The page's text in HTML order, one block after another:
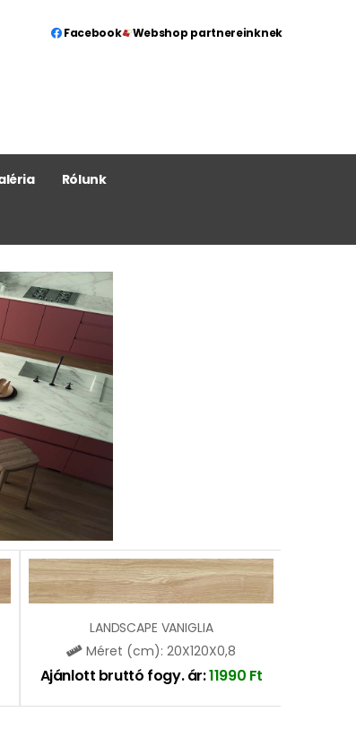
Facebook
Webshop partnereinknek
Rólunk
LANDSCAPE VANIGLIA
Méret (cm): 20X120X0,8
Ajánlott bruttó fogy. ár:11990 Ft